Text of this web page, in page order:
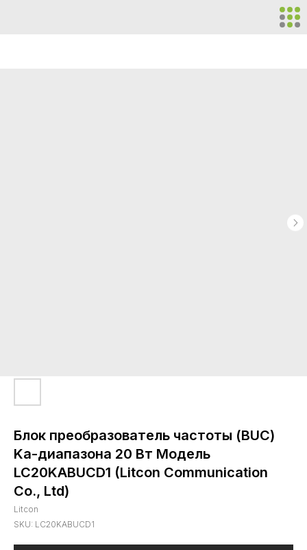
Блок преобразователь частоты (BUC)
Ka-диапазона 20 Вт Модель
LC20KABUCD1 (Litcon Communication
Co., Ltd)
Litcon
SKU: LC20KABUCD1